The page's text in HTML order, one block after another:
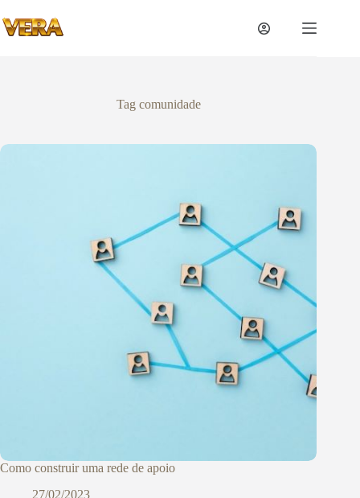
Tag comunidade
Como construir uma rede de apoio
27/02/2023